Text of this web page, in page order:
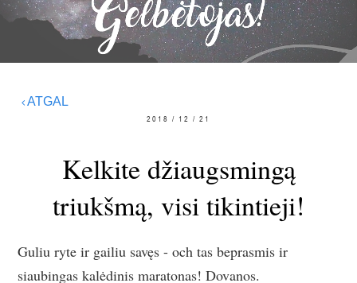
ATGAL
2018 / 12 / 21
Kelkite džiaugsmingą
triukšmą, visi tikintieji!
Guliu ryte ir gailiu savęs - och tas beprasmis ir
siaubingas kalėdinis maratonas! Dovanos.